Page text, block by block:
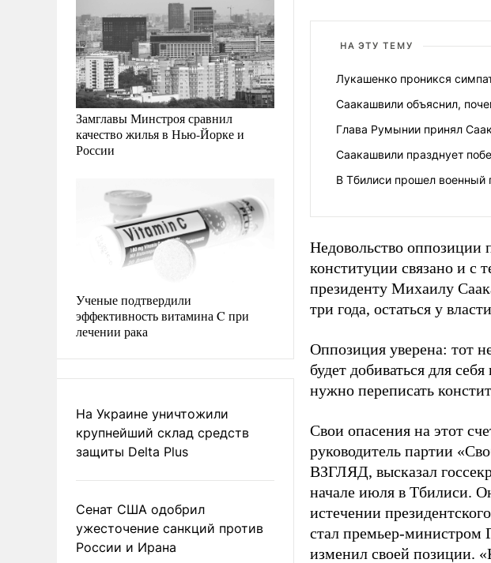
Замглавы Минстроя сравнил
качество жилья в Нью-Йорке и
России
Ученые подтвердили
эффективность витамина C при
лечении рака
На Украине уничтожили
крупнейший склад средств
защиты Delta Plus
Сенат США одобрил
ужесточение санкций против
России и Ирана
НА ЭТУ ТЕМУ
Лукашенко проникся
Саакашвили объяснил,
Глава Румынии принял
Саакашвили празднует
В Тбилиси прошел военный
Недовольство оппозиции
конституции связано и с
президенту Михаилу
три года, остаться у
Оппозиция уверена: тот
будет добиваться для
нужно переписать
Свои опасения на этот
руководитель партии
ВЗГЛЯД, высказал
начале июля в Тбилиси.
истечении
стал премьер-министром
изменил своей позиции.